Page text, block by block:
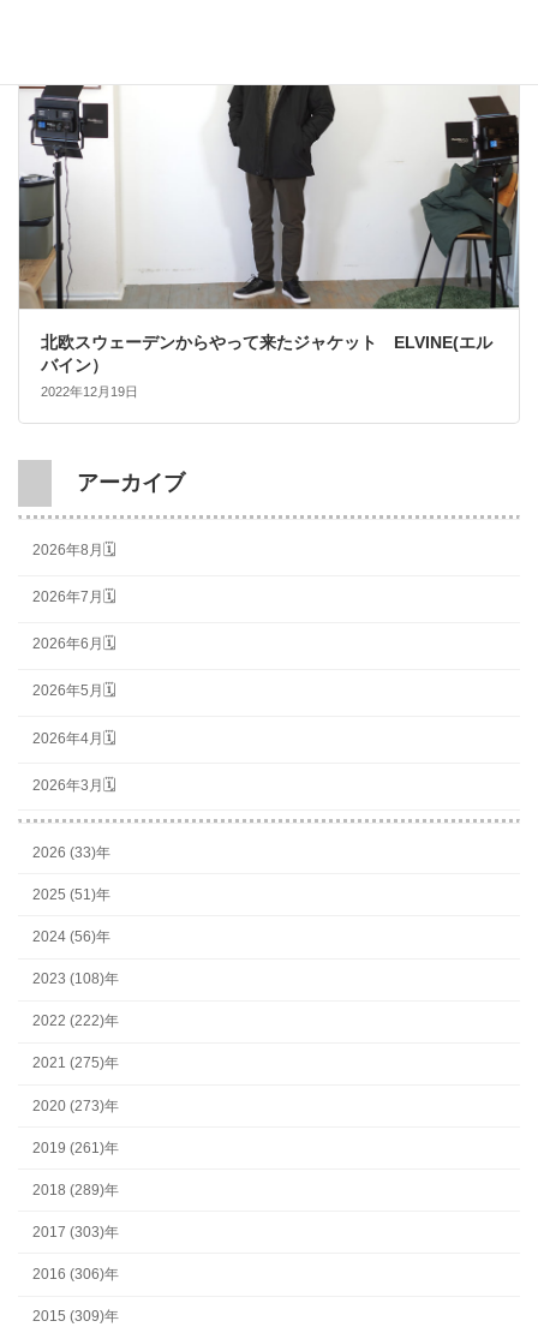
北欧スウェーデンからやって来たジャケット ELVINE(エル
バイン）
2022年12月19日
アーカイブ
2026年8月🗓
2026年7月🗓
2026年6月🗓
2026年5月🗓
2026年4月🗓
2026年3月🗓
2026 (33)年
2025 (51)年
2024 (56)年
2023 (108)年
2022 (222)年
2021 (275)年
2020 (273)年
2019 (261)年
2018 (289)年
2017 (303)年
2016 (306)年
2015 (309)年